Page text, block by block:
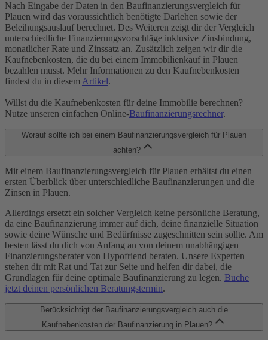
Nach Eingabe der Daten in den Baufinanzierungsvergleich für
Plauen wird das voraussichtlich benötigte Darlehen sowie der
Beleihungsauslauf berechnet. Des Weiteren zeigt dir der Vergleich
unterschiedliche Finanzierungsvorschläge inklusive Zinsbindung,
monatlicher Rate und Zinssatz an. Zusätzlich zeigen wir dir die
Kaufnebenkosten, die du bei einem Immobilienkauf in Plauen
bezahlen musst. Mehr Informationen zu den Kaufnebenkosten
findest du in diesem Artikel.
Willst du die Kaufnebenkosten für deine Immobilie berechnen?
Nutze unseren einfachen Online-Baufinanzierungsrechner.
Worauf sollte ich bei einem Baufinanzierungsvergleich für Plauen
achten?
Mit einem Baufinanzierungsvergleich für Plauen erhältst du einen
ersten Überblick über unterschiedliche Baufinanzierungen und die
Zinsen in Plauen.
Allerdings ersetzt ein solcher Vergleich keine persönliche Beratung,
da eine Baufinanzierung immer auf dich, deine finanzielle Situation
sowie deine Wünsche und Bedürfnisse zugeschnitten sein sollte. Am
besten lässt du dich von Anfang an von deinem unabhängigen
Finanzierungsberater von Hypofriend beraten. Unsere Experten
stehen dir mit Rat und Tat zur Seite und helfen dir dabei, die
Grundlagen für deine optimale Baufinanzierung zu legen. Buche
jetzt deinen persönlichen Beratungstermin.
Berücksichtigt der Baufinanzierungsvergleich auch die
Kaufnebenkosten der Baufinanzierung in Plauen?